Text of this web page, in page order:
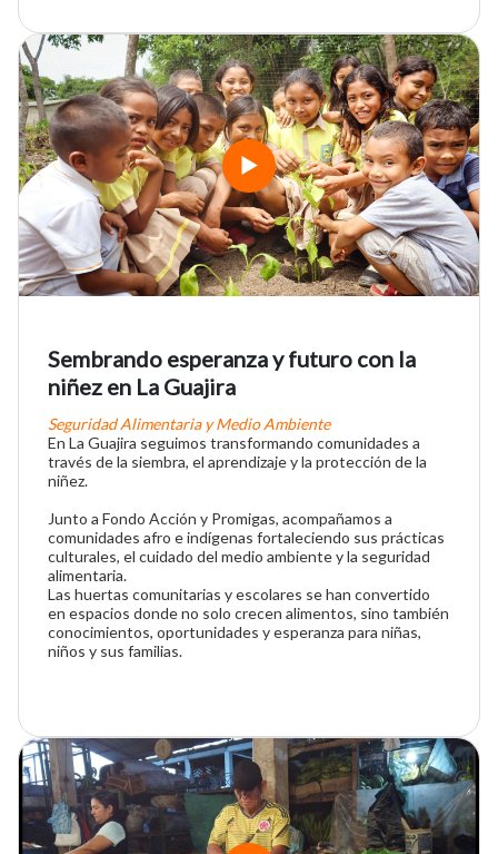
Sembrando esperanza y futuro con la
niñez en La Guajira
Seguridad Alimentaria y Medio Ambiente
En La Guajira seguimos transformando comunidades a
través de la siembra, el aprendizaje y la protección de la
niñez.
Junto a Fondo Acción y Promigas, acompañamos a
comunidades afro e indígenas fortaleciendo sus prácticas
culturales, el cuidado del medio ambiente y la seguridad
alimentaria.
Las huertas comunitarias y escolares se han convertido
en espacios donde no solo crecen alimentos, sino también
conocimientos, oportunidades y esperanza para niñas,
niños y sus familias.